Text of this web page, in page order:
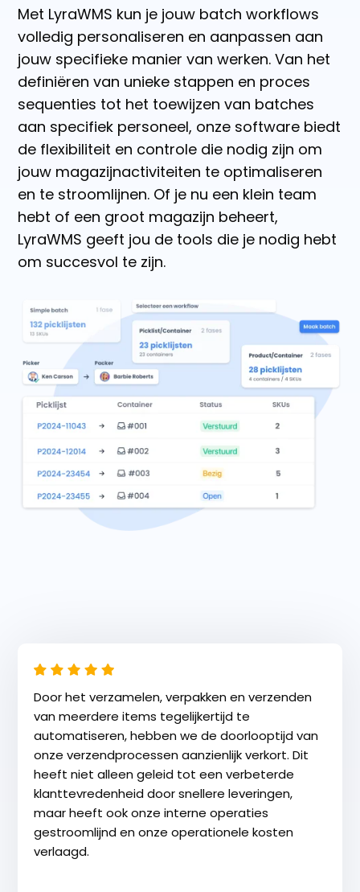
Met LyraWMS kun je jouw batch workflows
volledig personaliseren en aanpassen aan
jouw specifieke manier van werken. Van het
definiëren van unieke stappen en proces
sequenties tot het toewijzen van batches
aan specifiek personeel, onze software biedt
de flexibiliteit en controle die nodig zijn om
jouw magazijnactiviteiten te optimaliseren
en te stroomlijnen. Of je nu een klein team
hebt of een groot magazijn beheert,
LyraWMS geeft jou de tools die je nodig hebt
om succesvol te zijn.
Door het verzamelen, verpakken en verzenden
van meerdere items tegelijkertijd te
automatiseren, hebben we dedoorlooptijd van
onze verzendprocessen aanzienlijk verkort. Dit
heeft nietalleen geleid tot een verbeterde
klanttevredenheid door snellere leveringen,
maar heeft ook onze interne operaties
gestroomlijnd en onze operationelekosten
verlaagd.